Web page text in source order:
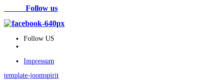
Follow us
Follow US
Impressum
template-joomspirit